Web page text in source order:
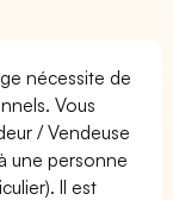
nécessite de
Vous
/ Vendeuse
une personne
Il est